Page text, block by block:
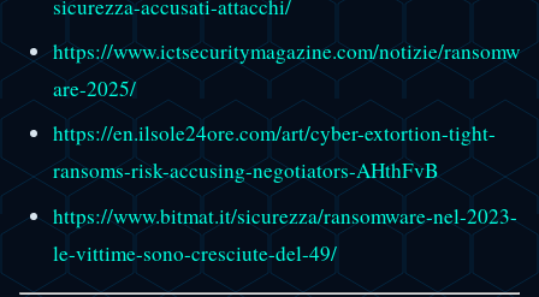
sicurezza-accusati-attacchi/
https://www.ictsecuritymagazine.com/notizie/ransomw
are-2025/
https://en.ilsole24ore.com/art/cyber-extortion-tight-
ransoms-risk-accusing-negotiators-AHthFvB
https://www.bitmat.it/sicurezza/ransomware-nel-2023-
le-vittime-sono-cresciute-del-49/